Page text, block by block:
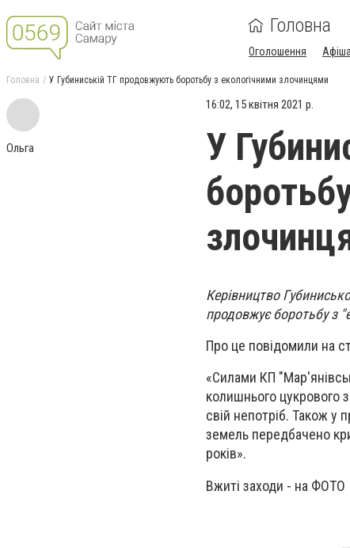
Головна
Оголошення Афіша
Головна У Губиниській ТГ продовжують боротьбу з екологічними злочинцями
Ольга
16:02, 15 квітня 2021 р.
У
Керівництво
продовжує боротьбу з
Про це повідомили на
«Силами КП
колишнього цукрового
свій непотріб. Також у
земель передбачено
років».
Вжиті заходи - на ФОТО